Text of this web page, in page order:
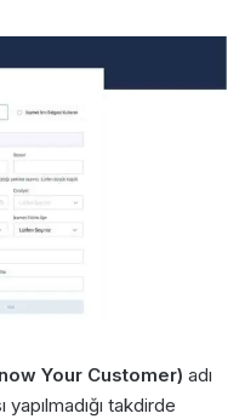
Your Customer) adı
takdirde